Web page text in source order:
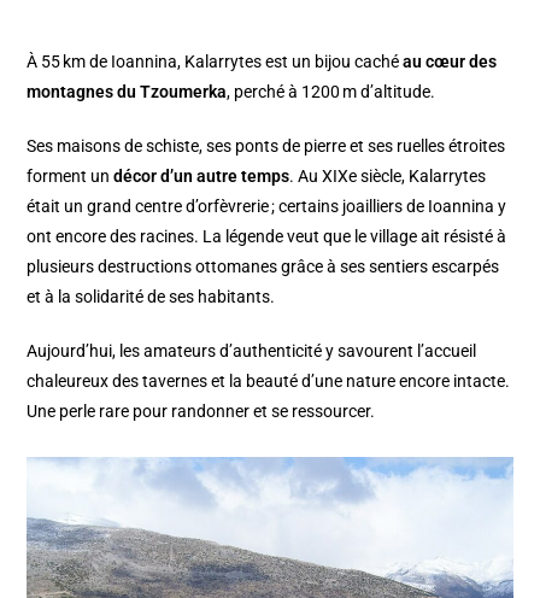
À 55 km de Ioannina, Kalarrytes est un bijou cachéau cœur des
montagnes du Tzoumerka, perché à 1200 m d’altitude.
Ses maisons de schiste, ses ponts de pierre et ses ruelles étroites
forment undécor d’un autre temps. Au XIXe siècle, Kalarrytes
était un grand centre d’orfèvrerie ; certains joailliers de Ioannina y
ont encore des racines. La légende veut que le village ait résisté à
plusieurs destructions ottomanes grâce à ses sentiers escarpés
et à la solidarité de ses habitants.
Aujourd’hui, les amateurs d’authenticité y savourent l’accueil
chaleureux des tavernes et la beauté d’une nature encore intacte.
Une perle rare pour randonner et se ressourcer.